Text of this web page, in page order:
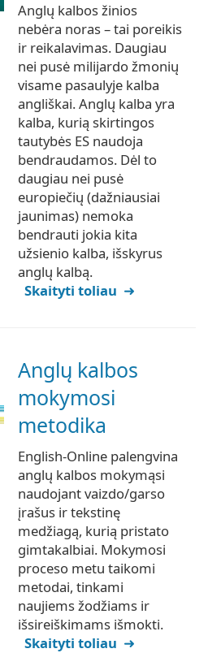
Anglų kalbos žinios
nebėra noras – tai poreikis
ir reikalavimas. Daugiau
nei pusė milijardo žmonių
visame pasaulyje kalba
angliškai. Anglų kalba yra
kalba, kurią skirtingos
tautybės ES naudoja
bendraudamos. Dėl to
daugiau nei pusė
europiečių (dažniausiai
jaunimas) nemoka
bendrauti jokia kita
užsienio kalba, išskyrus
anglų kalbą.
Skaityti toliau
Anglų kalbos
mokymosi
metodika
English-Online palengvina
anglų kalbos mokymąsi
naudojant vaizdo/garso
įrašus ir tekstinę
medžiagą, kurią pristato
gimtakalbiai. Mokymosi
proceso metu taikomi
metodai, tinkami
naujiems žodžiams ir
išsireiškimams išmokti.
Skaityti toliau